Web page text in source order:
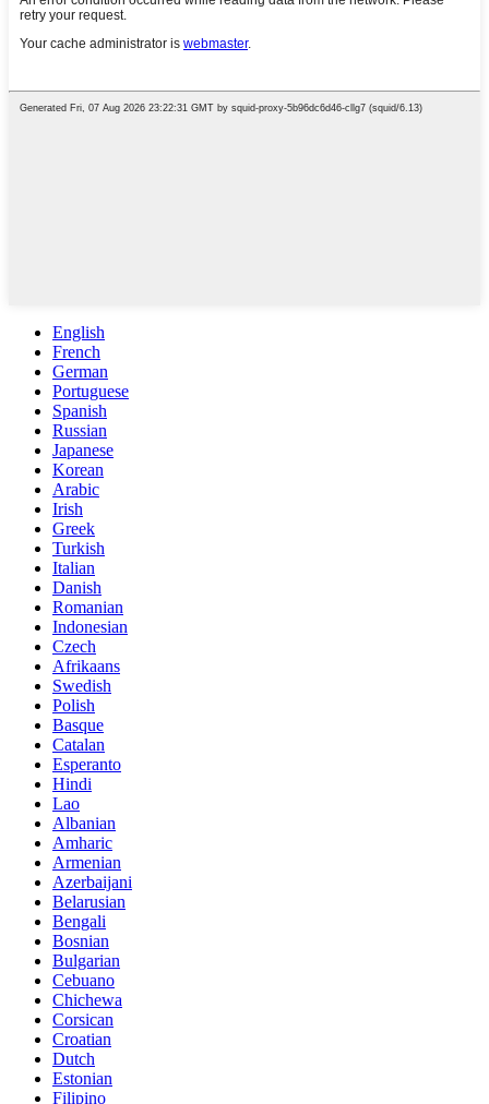
English
French
German
Portuguese
Spanish
Russian
Japanese
Korean
Arabic
Irish
Greek
Turkish
Italian
Danish
Romanian
Indonesian
Czech
Afrikaans
Swedish
Polish
Basque
Catalan
Esperanto
Hindi
Lao
Albanian
Amharic
Armenian
Azerbaijani
Belarusian
Bengali
Bosnian
Bulgarian
Cebuano
Chichewa
Corsican
Croatian
Dutch
Estonian
Filipino